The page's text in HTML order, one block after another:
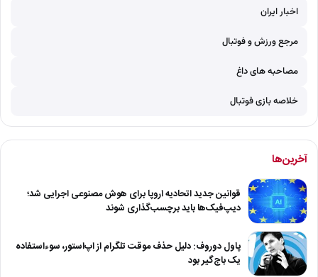
اخبار ایران
مرجع ورزش و فوتبال
مصاحبه های داغ
خلاصه بازی فوتبال
آخرین‌ها
قوانین جدید اتحادیه اروپا برای هوش مصنوعی اجرایی شد؛
دیپ‌فیک‌ها باید برچسب‌گذاری شوند
پاول دوروف: دلیل حذف موقت تلگرام از اپ‌استور، سوءاستفاده
یک باج‌گیر بود